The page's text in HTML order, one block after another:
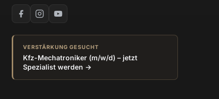
VERSTÄRKUNG GESUCHT
Kfz-Mechatroniker (m/w/d) – jetzt
Spezialist werden →